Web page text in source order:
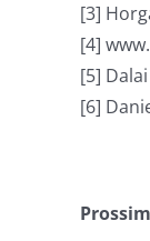
[3]
[4]
[5]
[6]